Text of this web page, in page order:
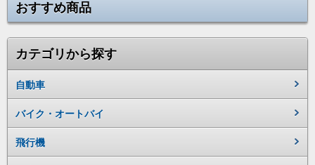
おすすめ商品
カテゴリから探す
自動車
バイク・オートバイ
飛行機